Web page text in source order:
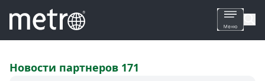
Все
Новости партнеров 171